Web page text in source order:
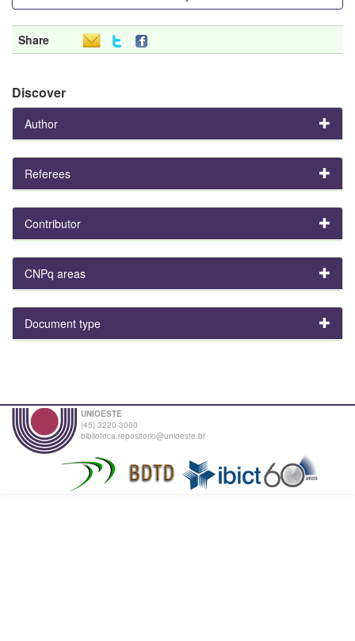
Share
Discover
Author
Referees
Contributor
CNPq areas
Document type
UNIOESTE
(45) 3220-3000
biblioteca.repositorio@unioeste.br